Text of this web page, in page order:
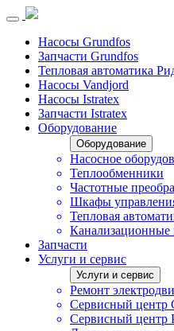
Насосы Grundfos
Запчасти Grundfos
Тепловая автоматика
Насосы Vandjord
Насосы Istratex
Запчасти Istratex
Оборудование
Оборудование
Насосное
Теплообменники
Частотные
Шкафы
Тепловая
Канализационные
Запчасти
Услуги и сервис
Услуги и сервис
Ремонт
Сервисный центр
Сервисный центр